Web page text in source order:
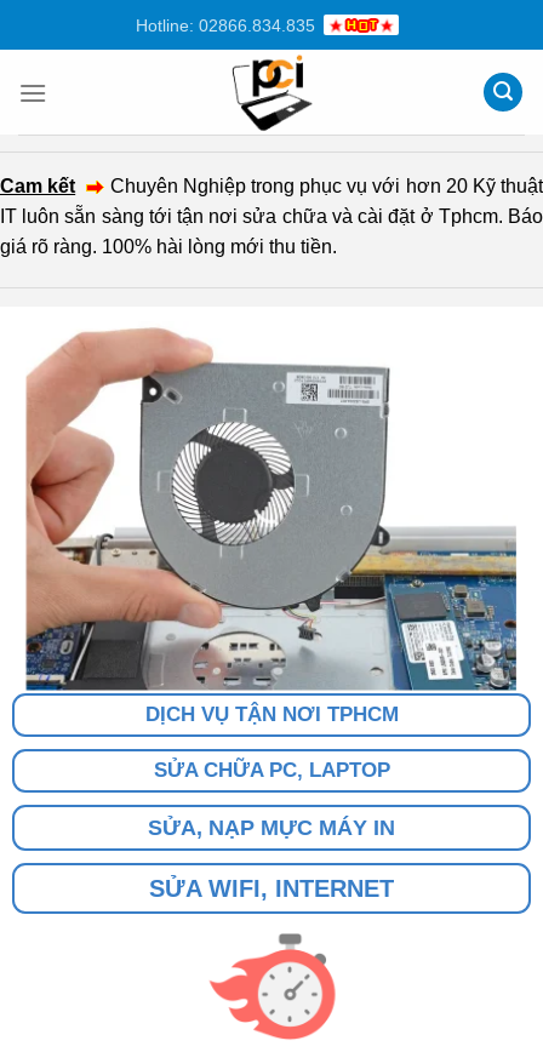
dung
Hotline: 02866.834.835
Cam kết
Chuyên Nghiệp trong phục vụ với hơn 20 Kỹ thuật
IT luôn sẵn sàng tới tận nơi sửa chữa và cài đặt ở Tphcm. Báo
giá rõ ràng. 100% hài lòng mới thu tiền.
DỊCH VỤ TẬN NƠI TPHCM
SỬA CHỮA PC, LAPTOP
SỬA, NẠP MỰC MÁY IN
SỬA WIFI, INTERNET